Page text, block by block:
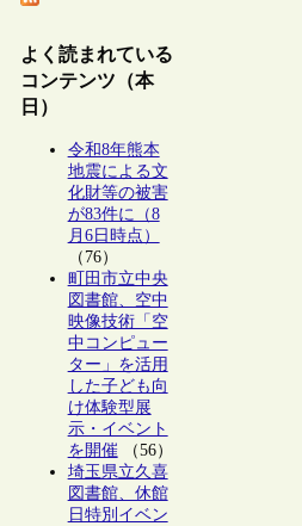
よく読まれている
コンテンツ（本
日）
令和8年熊本
地震による文
化財等の被害
が83件に（8
月6日時点）
（76）
町田市立中央
図書館、空中
映像技術「空
中コンピュー
ター」を活用
した子ども向
け体験型展
示・イベント
を開催（56）
埼玉県立久喜
図書館、休館
日特別イベン